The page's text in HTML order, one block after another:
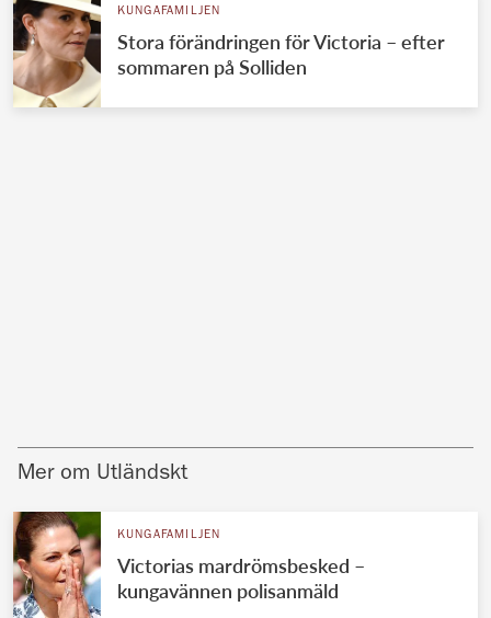
KUNGAFAMILJEN
Stora förändringen för Victoria – efter
sommaren på Solliden
Mer om Utländskt
KUNGAFAMILJEN
Victorias mardrömsbesked –
kungavännen polisanmäld